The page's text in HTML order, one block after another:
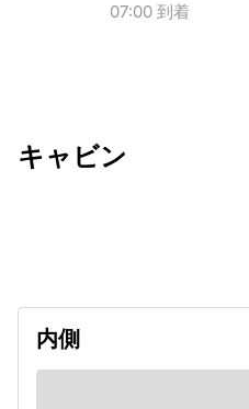
07:00 到着
キャビン
内側